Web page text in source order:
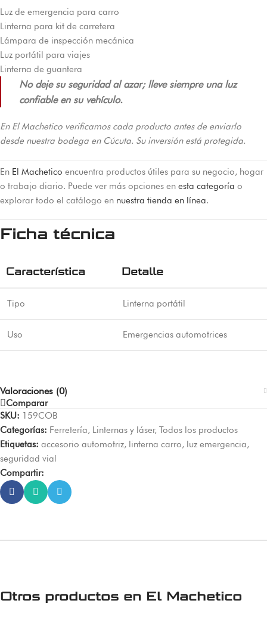
Luz de emergencia para carro
Linterna para kit de carretera
Lámpara de inspección mecánica
Luz portátil para viajes
Linterna de guantera
No deje su seguridad al azar; lleve siempre una luz
confiable en su vehículo.
En El Machetico verificamos cada producto antes de enviarlo
desde nuestra bodega en Cúcuta. Su inversión está protegida.
En El Machetico encuentra productos útiles para su negocio, hogar
o trabajo diario. Puede ver más opciones en esta categoría o
explorar todo el catálogo en nuestra tienda en línea.
Ficha técnica
Característica Detalle
Tipo Linterna portátil
Uso Emergencias automotrices
Valoraciones (0)
Comparar
SKU: 159COB
Categorías: Ferretería, Linternas y láser, Todos los productos
Etiquetas: accesorio automotriz, linterna carro, luz emergencia,
seguridad vial
Compartir:
Otros productos en El Machetico